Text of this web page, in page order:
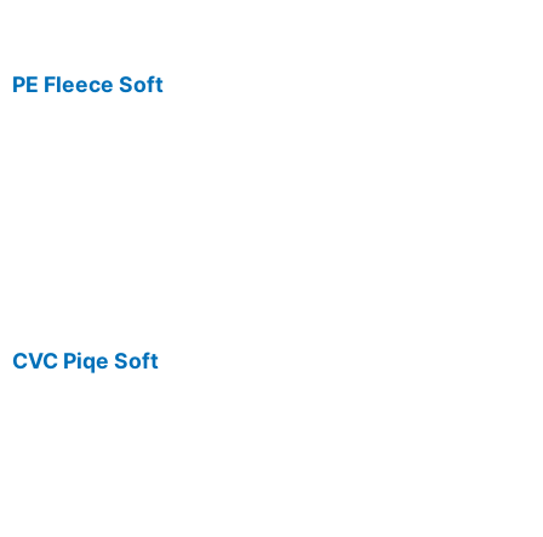
PE Fleece Soft
CVC Piqe Soft